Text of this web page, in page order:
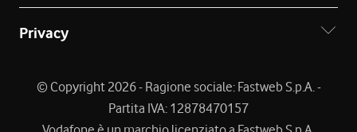
Privacy
© Copyright 2026 - Ragione sociale: Fastweb S.p.A. -
Partita IVA: 12878470157